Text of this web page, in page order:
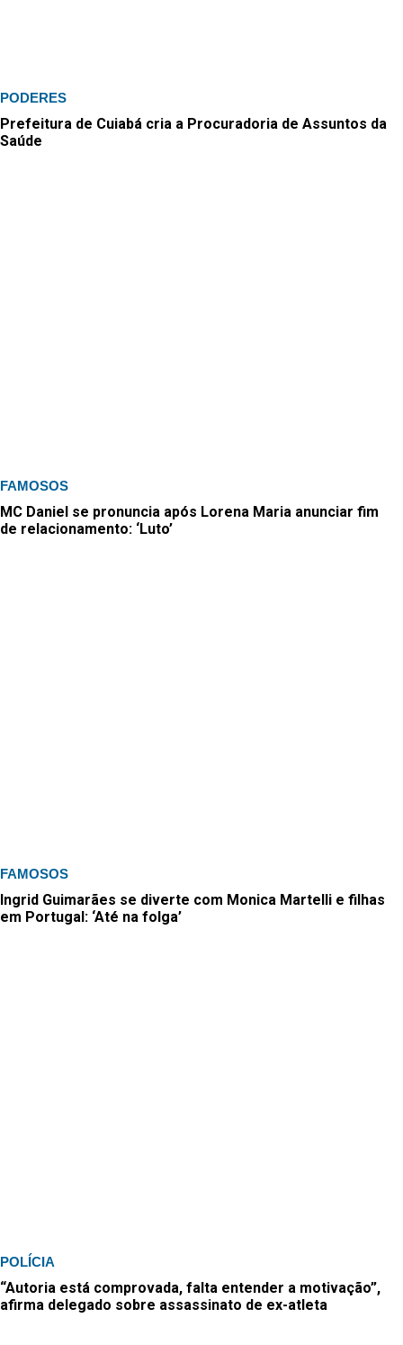
PODERES
Prefeitura de Cuiabá cria a Procuradoria de Assuntos da
Saúde
FAMOSOS
MC Daniel se pronuncia após Lorena Maria anunciar fim
de relacionamento: ‘Luto’
FAMOSOS
Ingrid Guimarães se diverte com Monica Martelli e filhas
em Portugal: ‘Até na folga’
POLÍCIA
“Autoria está comprovada, falta entender a motivação”,
afirma delegado sobre assassinato de ex-atleta